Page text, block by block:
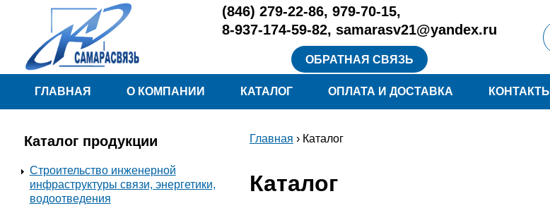
Перейти к основному содержанию (846) 279-22-86,979-70-15,
8-937-174-59-82,samarasv21@yandex.ru
ОБРАТНАЯ СВЯЗЬ
Меню
ГЛАВНАЯ О КОМПАНИИ КАТАЛОГ ОПЛАТА И ДОСТАВКА КОНТАКТЫ
Каталог продукции
Строительство инженерной
инфраструктуры связи, энергетики,
водоотведения
Вы здесь
Главная › Каталог
Каталог